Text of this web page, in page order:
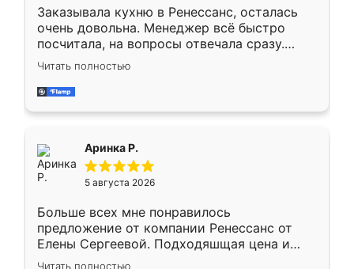
Заказывала кухню в Ренессанс, осталась
очень довольна. Менеджер всё быстро
посчитала, на вопросы отвечала сразу.
Замерщик приехал в субботу, подошёл к
делу со всей ответственностью. Собрали
за день, ребята работали аккуратно, даже
Читать полностью
Аринка Р.
5 августа 2026
Больше всех мне понравилось
предложение от компании Ренессанс от
Елены Сергеевой. Подходяшщая цена и
короткие сроки изготовления. Приехавший
Читать полностью